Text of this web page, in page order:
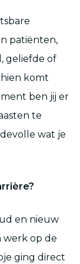
patiënten,
geliefde of
komt
ben jij er
te
wat je
en nieuw
werk op de
ging direct